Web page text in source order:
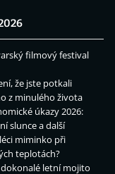
filmový festival
že jste potkali
z minulého života
úkazy 2026:
slunce a další
miminko při
teplotách?
dokonalé letní mojito